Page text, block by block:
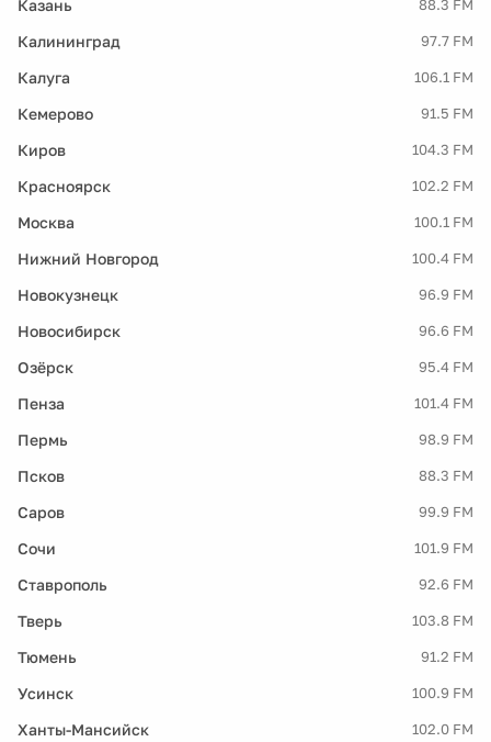
Казань 88.3 FM
Калининград 97.7 FM
Калуга 106.1 FM
Кемерово 91.5 FM
Киров 104.3 FM
Красноярск 102.2 FM
Москва 100.1 FM
Нижний Новгород 100.4 FM
Новокузнецк 96.9 FM
Новосибирск 96.6 FM
Озёрск 95.4 FM
Пенза 101.4 FM
Пермь 98.9 FM
Псков 88.3 FM
Саров 99.9 FM
Сочи 101.9 FM
Ставрополь 92.6 FM
Тверь 103.8 FM
Тюмень 91.2 FM
Усинск 100.9 FM
Ханты-Мансийск 102.0 FM